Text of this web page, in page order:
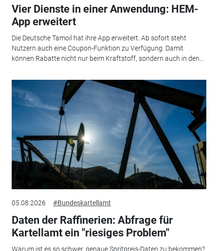
Vier Dienste in einer Anwendung: HEM-
App erweitert
Die Deutsche Tamoil hat ihre App erweitert. Ab sofort steht
Nutzern auch eine Coupon-Funktion zu Verfügung. Damit
können Rabatte nicht nur beim Kraftstoff, sondern auch in den...
05.08.2026 #Bundeskartellamt
Daten der Raffinerien: Abfrage für
Kartellamt ein "riesiges Problem"
Warum ist es so schwer, genaue Spritpreis-Daten zu bekommen?